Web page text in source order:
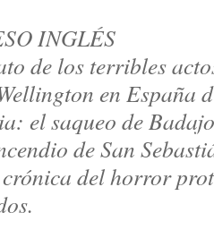
INGLÉS
de los terribles
en España
el saqueo de
de San
del horror